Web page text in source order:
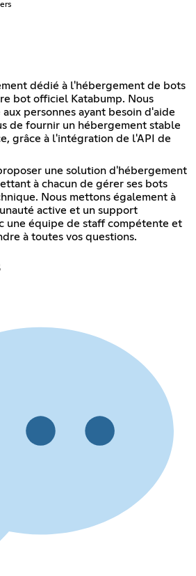
dédié à l'hébergement de bots
bot officiel Katabump. Nous
personnes ayant besoin d'aide
de fournir un hébergement stable
grâce à l'intégration de l'API de
une solution d'hébergement
à chacun de gérer ses bots
Nous mettons également à
active et un support
une équipe de staff compétente et
à toutes vos questions.